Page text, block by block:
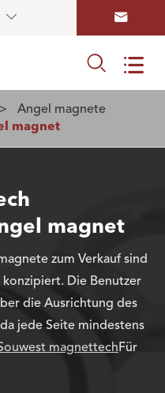
 
 
Angel magnete
magnet
magnet
zum Verkauf sind
Die Benutzer
die Ausrichtung des
jede Seite mindestens
magnettech Für